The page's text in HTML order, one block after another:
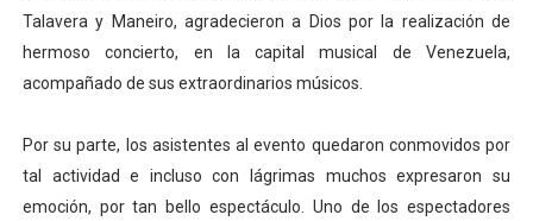
Talavera y Maneiro, agradecieron a Dios por la realización de
hermoso concierto, en la capital musical de Venezuela,
acompañado de sus extraordinarios músicos.
Por su parte, los asistentes al evento quedaron conmovidos por
tal actividad e incluso con lágrimas muchos expresaron su
emoción, por tan bello espectáculo. Uno de los espectadores